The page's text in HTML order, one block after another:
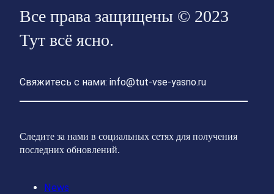
Все права защищены © 2023
Тут всё ясно.
Свяжитесь с нами: info@tut-vse-yasno.ru
Следите за нами в социальных сетях для получения
последних обновлений.
News